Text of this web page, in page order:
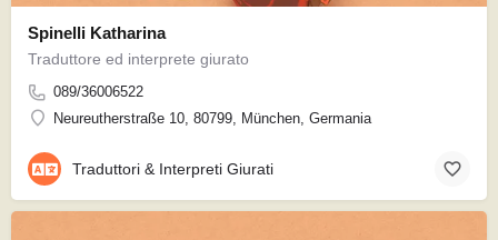
Spinelli Katharina
Traduttore ed interprete giurato
089/36006522
Neureutherstraße 10, 80799, München, Germania
Traduttori & Interpreti Giurati